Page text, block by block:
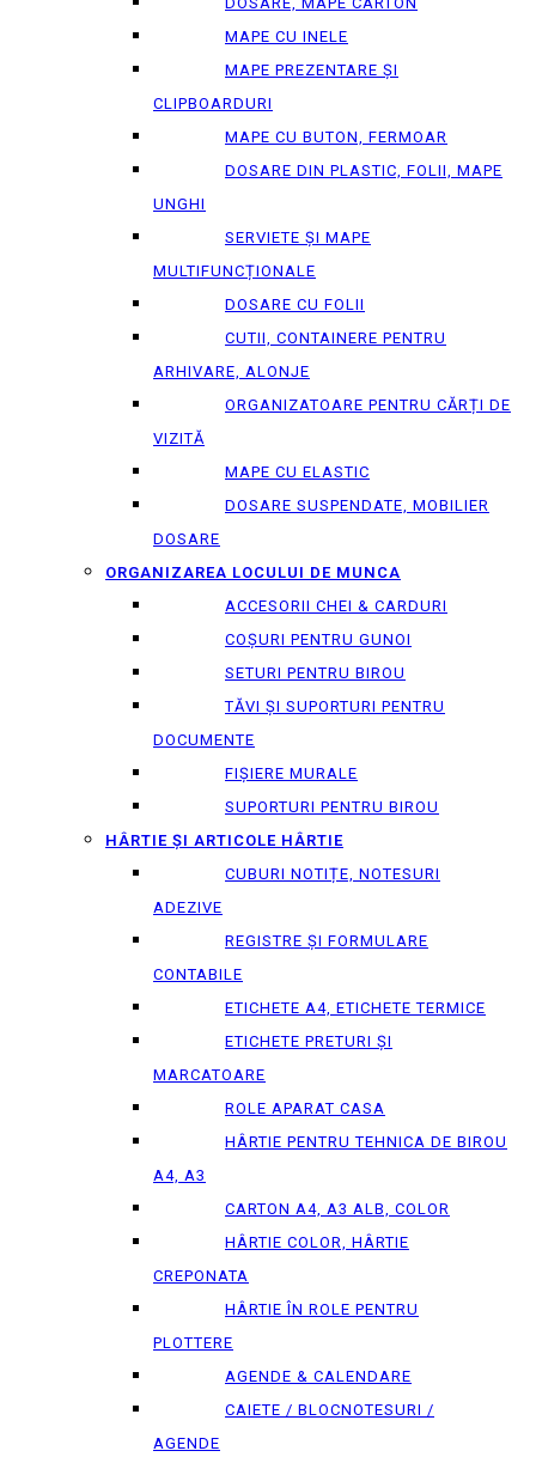
MAPE CU INELE
MAPE PREZENTARE ȘI
CLIPBOARDURI
MAPE CU BUTON, FERMOAR
DOSARE DIN PLASTIC, FOLII, MAPE
UNGHI
SERVIETE ȘI MAPE
MULTIFUNCȚIONALE
DOSARE CU FOLII
CUTII, CONTAINERE PENTRU
ARHIVARE, ALONJE
ORGANIZATOARE PENTRU CĂRȚI DE
VIZITĂ
MAPE CU ELASTIC
DOSARE SUSPENDATE, MOBILIER
DOSARE
ORGANIZAREA LOCULUI DE MUNCA
ACCESORII CHEI & СARDURI
COȘURI PENTRU GUNOI
SETURI PENTRU BIROU
TĂVI ȘI SUPORTURI PENTRU
DOCUMENTE
FIȘIERE MURALE
SUPORTURI PENTRU BIROU
HÂRTIE ȘI ARTICOLE HÂRTIE
CUBURI NOTIȚE, NOTESURI
ADEZIVE
REGISTRE ȘI FORMULARE
CONTABILE
ETICHETE A4, ETICHETE TERMICE
ETICHETE PRETURI ȘI
MARCATOARE
ROLE APARAT CASA
HÂRTIE PENTRU TEHNICA DE BIROU
A4, A3
CARTON A4, A3 ALB, COLOR
HÂRTIE COLOR, HÂRTIE
CREPONATA
HÂRTIE ÎN ROLE PENTRU
PLOTTERE
AGENDE & CALENDARE
CAIETE / BLOCNOTESURI /
AGENDE